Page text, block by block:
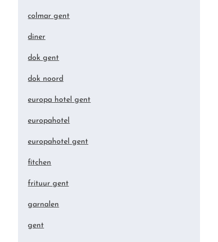
colmar gent
diner
dok gent
dok noord
europa hotel gent
europahotel
europahotel gent
fitchen
frituur gent
garnalen
gent